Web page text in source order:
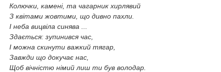
Колючки, камені, та чагарник хирлявий
З квітами жовтими, що дивно пахли.
I неба вицвіла синява ...
Здається: зупинився час,
І можна скинути важкий тягар,
Завжди що докучає нас,
Щоб вічністю німий лиш ти був володар.